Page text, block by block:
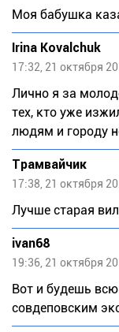
Моя бабушка
Irina Kovalchuk
17:32, 21 октября
Лично я за
тех, кто уже
людям и городу
Трамвайчик
17:38, 21 октября
Лучше старая
ivan68
19:36, 21 октября
Вот и будешь
совдеповским